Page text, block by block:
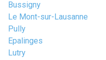
Bussigny
Le Mont-sur-Lausanne
Pully
Epalinges
Lutry